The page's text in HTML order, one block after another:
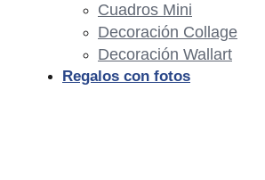
Cuadros Mini
Decoración Collage
Decoración Wallart
Regalos con fotos